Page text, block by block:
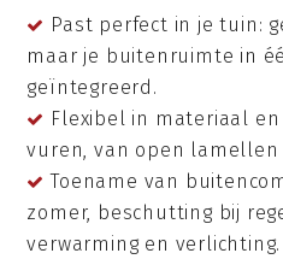
Past perfect in je tuin:
maar je buitenruimte in
geïntegreerd.
Flexibel in materiaal
vuren, van open
Toename van
zomer, beschutting bij
verwarming en verlichting.